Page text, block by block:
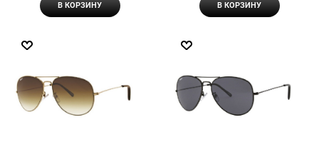
В КОРЗИНУ В КОРЗИНУ